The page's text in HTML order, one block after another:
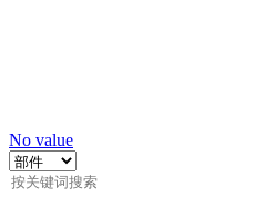
No value